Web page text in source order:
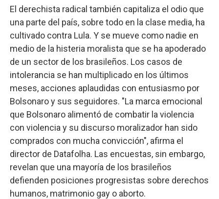
El derechista radical también capitaliza el odio que
una parte del país, sobre todo en la clase media, ha
cultivado contra Lula. Y se mueve como nadie en
medio de la histeria moralista que se ha apoderado
de un sector de los brasileños. Los casos de
intolerancia se han multiplicado en los últimos
meses, acciones aplaudidas con entusiasmo por
Bolsonaro y sus seguidores. "La marca emocional
que Bolsonaro alimentó de combatir la violencia
con violencia y su discurso moralizador han sido
comprados con mucha convicción", afirma el
director de Datafolha. Las encuestas, sin embargo,
revelan que una mayoría de los brasileños
defienden posiciones progresistas sobre derechos
humanos, matrimonio gay o aborto.